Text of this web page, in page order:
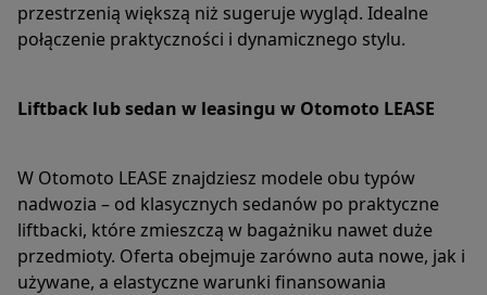
przestrzenią większą niż sugeruje wygląd. Idealne
połączenie praktyczności i dynamicznego stylu.
Liftback lub sedan w leasingu w Otomoto LEASE
W Otomoto LEASE znajdziesz modele obu typów
nadwozia – od klasycznych sedanów po praktyczne
liftbacki, które zmieszczą w bagażniku nawet duże
przedmioty. Oferta obejmuje zarówno auta nowe, jak i
używane, a elastyczne warunki finansowania